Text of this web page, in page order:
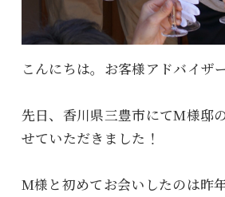
こんにちは。お客様アドバイザ
先日、香川県三豊市にてM様邸
せていただきました！
M様と初めてお会いしたのは昨